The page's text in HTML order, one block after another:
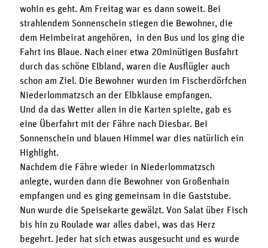
wohin es geht. Am Freitag war es dann soweit. Bei
strahlendem Sonnenschein stiegen die Bewohner, die
dem Heimbeirat angehören, in den Bus und los ging die
Fahrt ins Blaue. Nach einer etwa 20minütigen Busfahrt
durch das schöne Elbland, waren die Ausflügler auch
schon am Ziel. Die Bewohner wurden im Fischerdörfchen
Niederlommatzsch an der Elbklause empfangen.
Und da das Wetter allen in die Karten spielte, gab es
eine Überfahrt mit der Fähre nach Diesbar. Bei
Sonnenschein und blauen Himmel war dies natürlich ein
Highlight.
Nachdem die Fähre wieder in Niederlommatzsch
anlegte, wurden dann die Bewohner von Großenhain
empfangen und es ging gemeinsam in die Gaststube.
Nun wurde die Speisekarte gewälzt. Von Salat über Fisch
bis hin zu Roulade war alles dabei, was das Herz
begehrt. Jeder hat sich etwas ausgesucht und es wurde